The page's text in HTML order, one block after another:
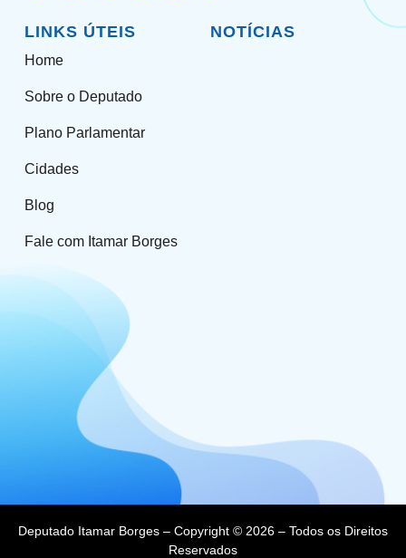
LINKS ÚTEIS
Home
Sobre o Deputado
Plano Parlamentar
Cidades
Blog
Fale com Itamar Borges
NOTÍCIAS
Deputado Itamar Borges – Copyright © 2026 – Todos os Direitos
Reservados